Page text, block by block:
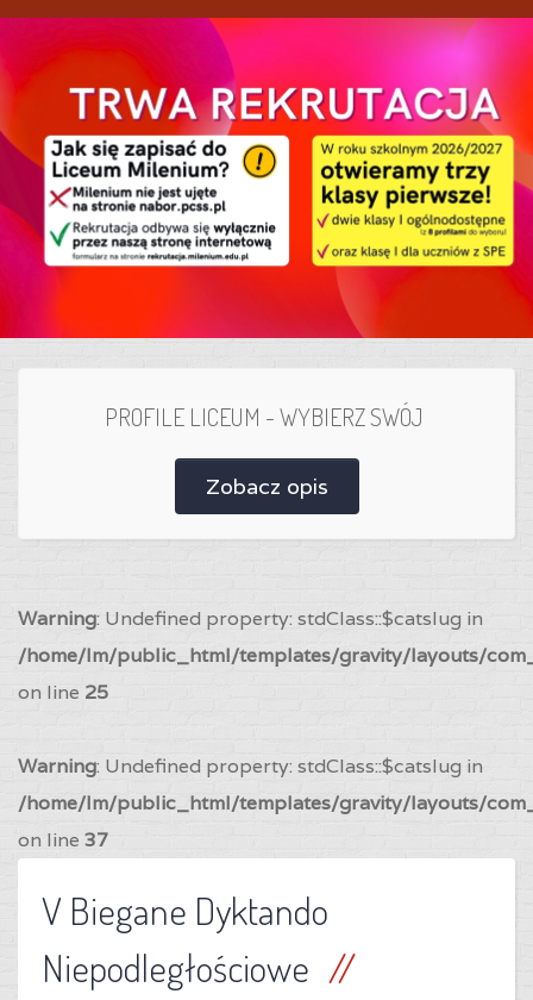
PROFILE LICEUM - WYBIERZ SWÓJ
Zobacz opis
Warning: Undefined property: stdClass::$catslug in
/home/lm/public_html/templates/gravity/layouts/
on line 25
Warning: Undefined property: stdClass::$catslug in
/home/lm/public_html/templates/gravity/layouts/
on line 37
V Biegane Dyktando
Niepodległościowe